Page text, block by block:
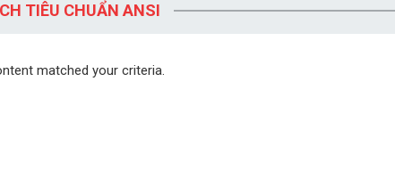
TIÊU CHUẨN ANSI
matched your criteria.